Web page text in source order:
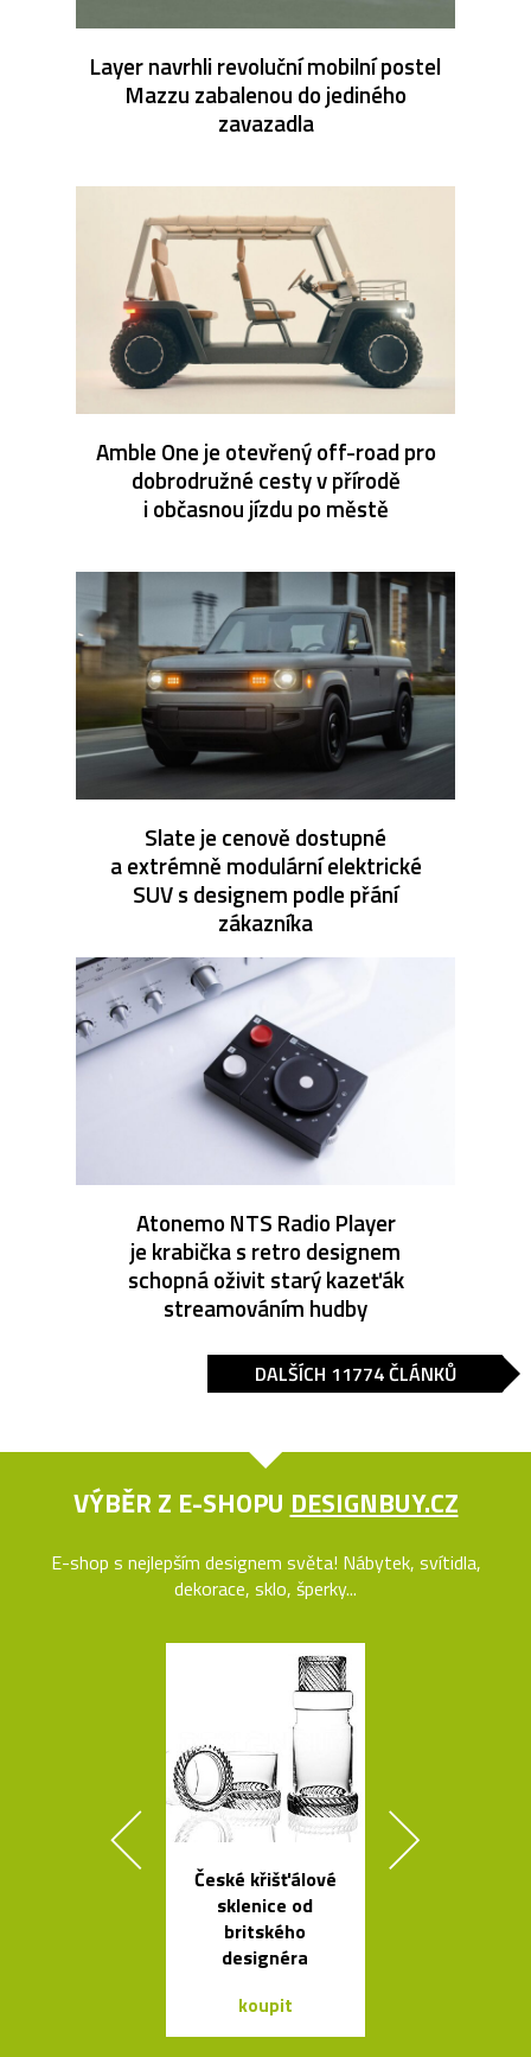
Layer navrhli revoluční mobilní postel
Mazzu zabalenou do jediného
zavazadla
Amble One je otevřený off-road pro
dobrodružné cesty v přírodě
i občasnou jízdu po městě
Slate je cenově dostupné
a extrémně modulární elektrické
SUV s designem podle přání
zákazníka
Atonemo NTS Radio Player
je krabička s retro designem
schopná oživit starý kazeťák
streamováním hudby
DALŠÍCH 11774 ČLÁNKŮ
VÝBĚR Z E-SHOPU DESIGNBUY.CZ
E-shop s nejlepším designem světa! Nábytek, svítidla,
dekorace, sklo, šperky...
České křišťálové
sklenice od
britského
designéra
koupit